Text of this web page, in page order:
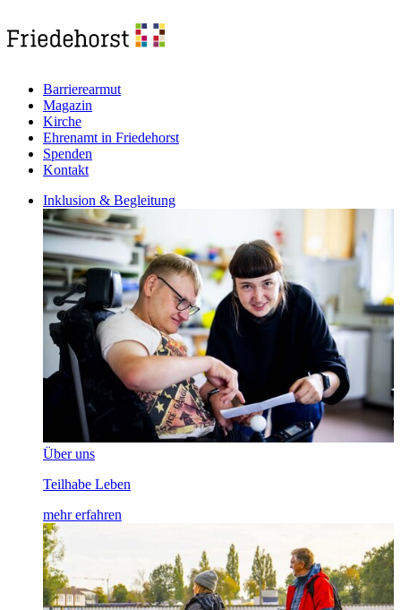
Barrierearmut
Magazin
Kirche
Ehrenamt in Friedehorst
Spenden
Kontakt
Inklusion & Begleitung
Über uns
Teilhabe Leben
mehr erfahren